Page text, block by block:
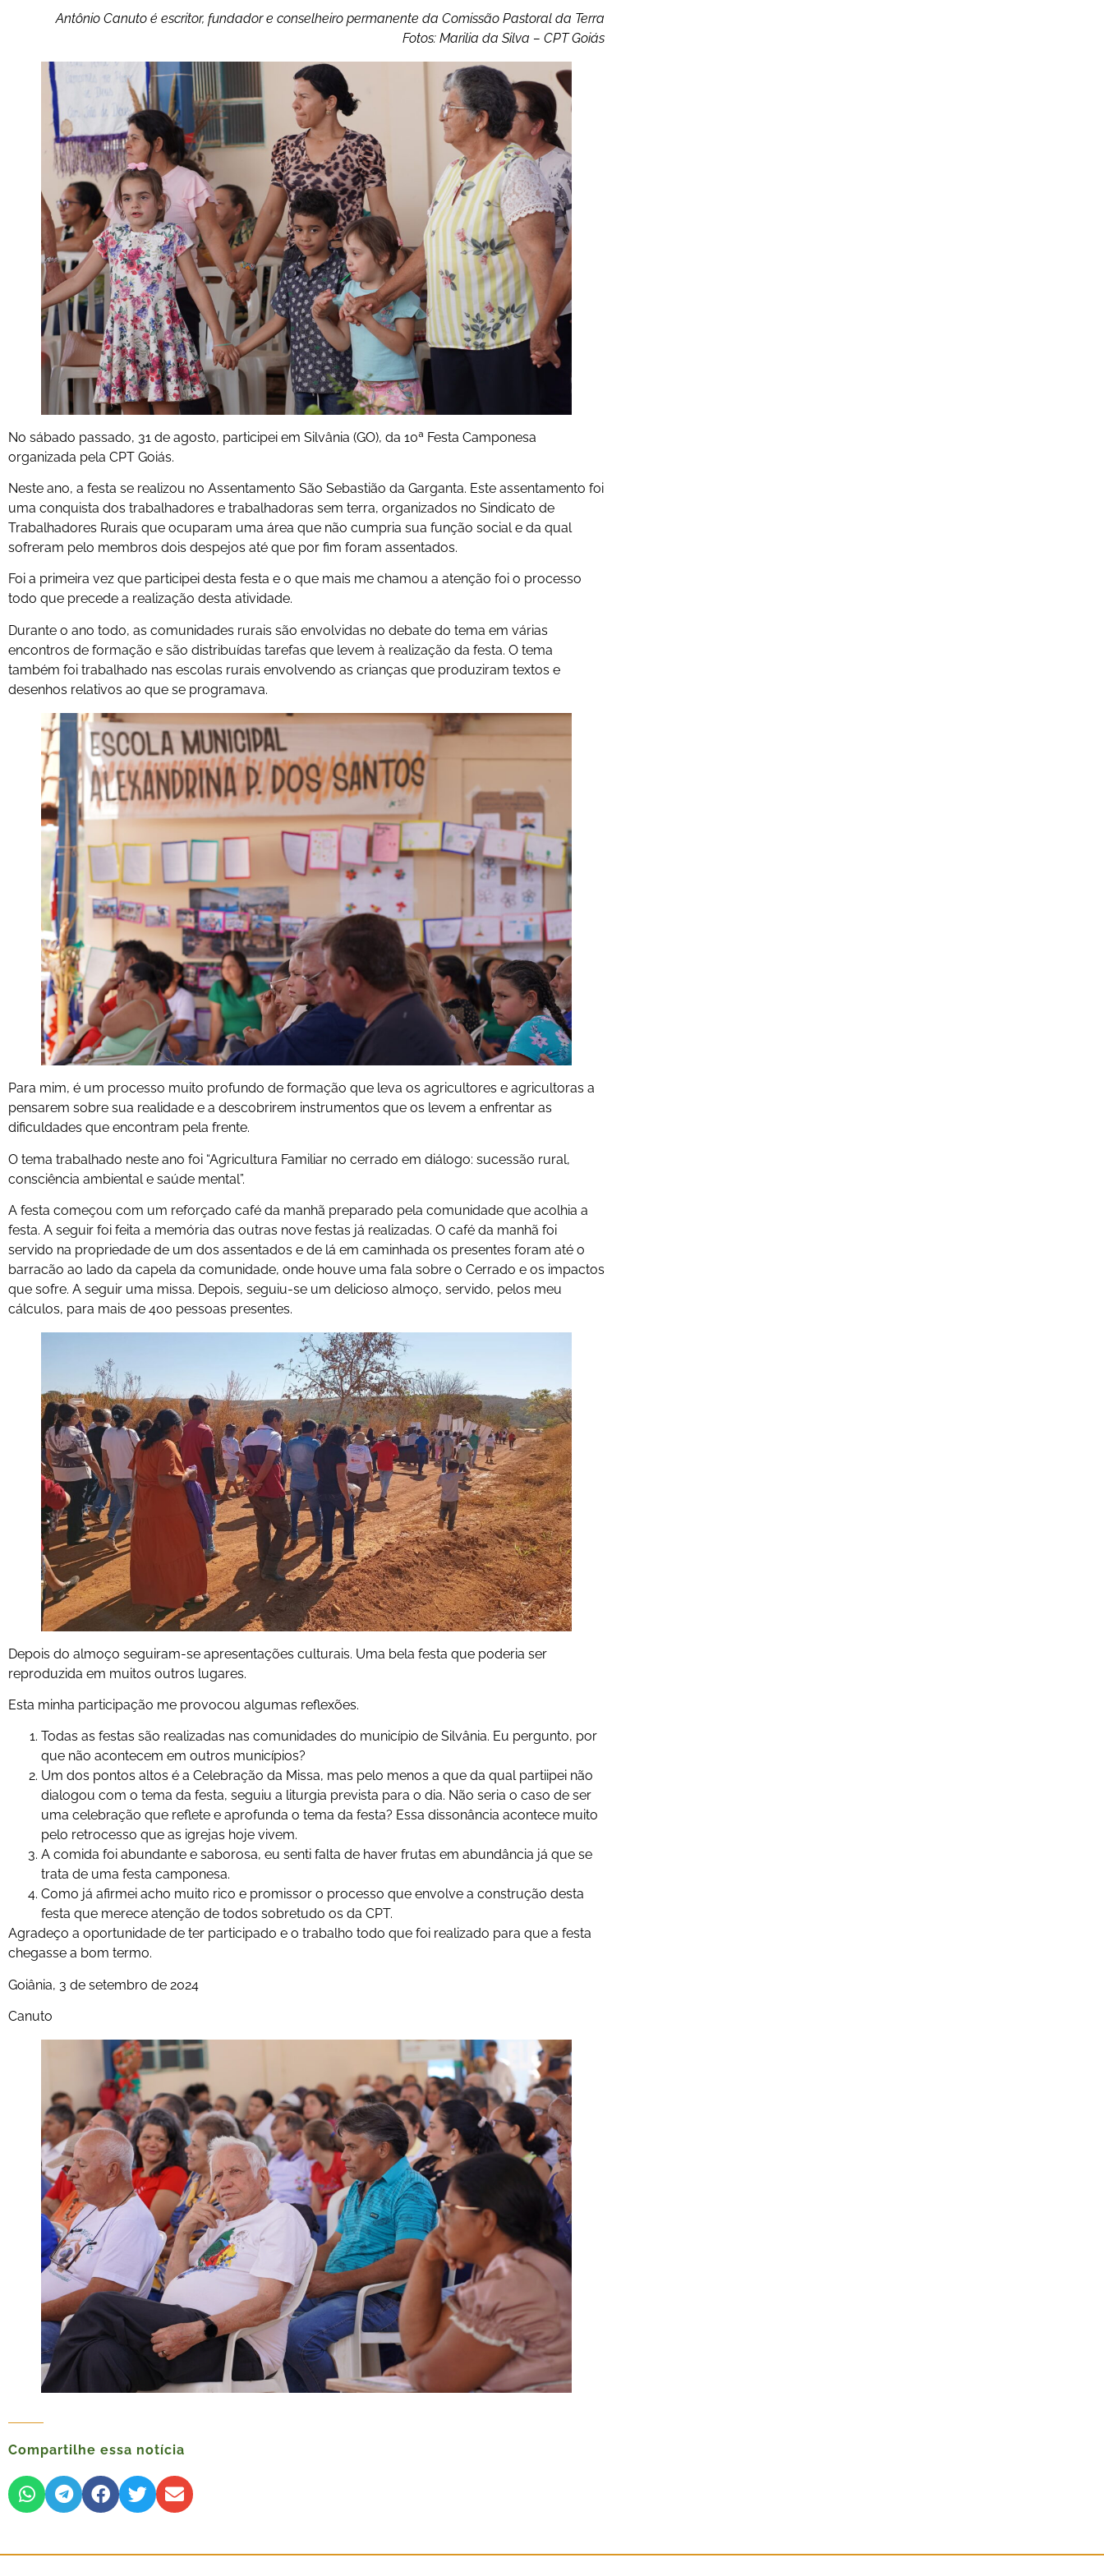
Antônio Canuto é escritor, fundador e conselheiro permanente da Comissão Pastoral da Terra
Fotos: Marilia da Silva – CPT Goiás
No sábado passado, 31 de agosto, participei em Silvânia (GO), da 10ª Festa Camponesa
organizada pela CPT Goiás.
Neste ano, a festa se realizou no Assentamento São Sebastião da Garganta. Este assentamento foi
uma conquista dos trabalhadores e trabalhadoras sem terra, organizados no Sindicato de
Trabalhadores Rurais que ocuparam uma área que não cumpria sua função social e da qual
sofreram pelo membros dois despejos até que por fim foram assentados.
Foi a primeira vez que participei desta festa e o que mais me chamou a atenção foi o processo
todo que precede a realização desta atividade.
Durante o ano todo, as comunidades rurais são envolvidas no debate do tema em várias
encontros de formação e são distribuídas tarefas que levem à realização da festa. O tema
também foi trabalhado nas escolas rurais envolvendo as crianças que produziram textos e
desenhos relativos ao que se programava.
Para mim, é um processo muito profundo de formação que leva os agricultores e agricultoras a
pensarem sobre sua realidade e a descobrirem instrumentos que os levem a enfrentar as
dificuldades que encontram pela frente.
O tema trabalhado neste ano foi “Agricultura Familiar no cerrado em diálogo: sucessão rural,
consciência ambiental e saúde mental”.
A festa começou com um reforçado café da manhã preparado pela comunidade que acolhia a
festa. A seguir foi feita a memória das outras nove festas já realizadas. O café da manhã foi
servido na propriedade de um dos assentados e de lá em caminhada os presentes foram até o
barracão ao lado da capela da comunidade, onde houve uma fala sobre o Cerrado e os impactos
que sofre. A seguir uma missa. Depois, seguiu-se um delicioso almoço, servido, pelos meu
cálculos, para mais de 400 pessoas presentes.
Depois do almoço seguiram-se apresentações culturais. Uma bela festa que poderia ser
reproduzida em muitos outros lugares.
Esta minha participação me provocou algumas reflexões.
Todas as festas são realizadas nas comunidades do município de Silvânia. Eu pergunto, por
que não acontecem em outros municípios?
Um dos pontos altos é a Celebração da Missa, mas pelo menos a que da qual partiipei não
dialogou com o tema da festa, seguiu a liturgia prevista para o dia. Não seria o caso de ser
uma celebração que reflete e aprofunda o tema da festa? Essa dissonância acontece muito
pelo retrocesso que as igrejas hoje vivem.
A comida foi abundante e saborosa, eu senti falta de haver frutas em abundância já que se
trata de uma festa camponesa.
Como já afirmei acho muito rico e promissor o processo que envolve a construção desta
festa que merece atenção de todos sobretudo os da CPT.
Agradeço a oportunidade de ter participado e o trabalho todo que foi realizado para que a festa
chegasse a bom termo.
Goiânia, 3 de setembro de 2024
Canuto
Compartilhe essa notícia